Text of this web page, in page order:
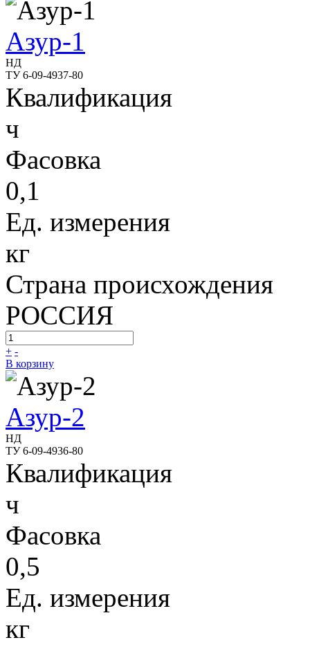
Азур-1
НД
ТУ 6-09-4937-80
Квалификация
ч
Фасовка
0,1
Ед. измерения
кг
Страна происхождения
РОССИЯ
+ -
В корзину
Азур-2
НД
ТУ 6-09-4936-80
Квалификация
ч
Фасовка
0,5
Ед. измерения
кг